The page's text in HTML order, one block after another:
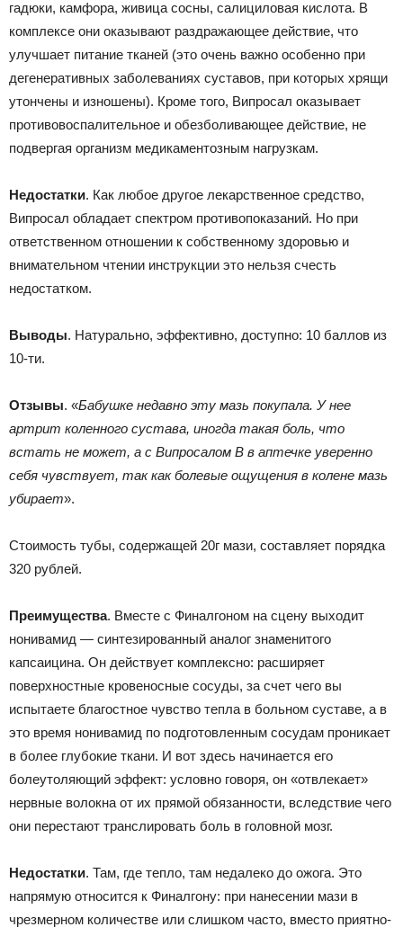
гадюки, камфора, живица сосны, салициловая кислота. В
комплексе они оказывают раздражающее действие, что
улучшает питание тканей (это очень важно особенно при
дегенеративных заболеваниях суставов, при которых хрящи
утончены и изношены). Кроме того, Випросал оказывает
противовоспалительное и обезболивающее действие, не
подвергая организм медикаментозным нагрузкам.
Недостатки. Как любое другое лекарственное средство,
Випросал обладает спектром противопоказаний. Но при
ответственном отношении к собственному здоровью и
внимательном чтении инструкции это нельзя счесть
недостатком.
Выводы. Натурально, эффективно, доступно: 10 баллов из
10-ти.
Отзывы. «Бабушке недавно эту мазь покупала. У нее
артрит коленного сустава, иногда такая боль, что
встать не может, а с Випросалом В в аптечке уверенно
себя чувствует, так как болевые ощущения в колене мазь
убирает».
Стоимость тубы, содержащей 20г мази, составляет порядка
320 рублей.
Преимущества. Вместе с Финалгоном на сцену выходит
нонивамид — синтезированный аналог знаменитого
капсаицина. Он действует комплексно: расширяет
поверхностные кровеносные сосуды, за счет чего вы
испытаете благостное чувство тепла в больном суставе, а в
это время нонивамид по подготовленным сосудам проникает
в более глубокие ткани. И вот здесь начинается его
болеутоляющий эффект: условно говоря, он «отвлекает»
нервные волокна от их прямой обязанности, вследствие чего
они перестают транслировать боль в головной мозг.
Недостатки. Там, где тепло, там недалеко до ожога. Это
напрямую относится к Финалгону: при нанесении мази в
чрезмерном количестве или слишком часто, вместо приятно-